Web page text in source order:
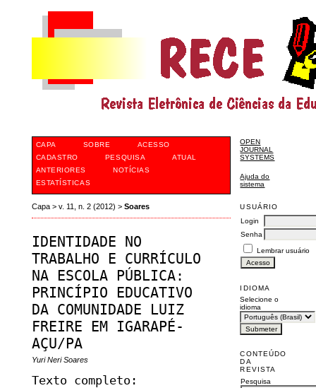
OPEN
JOURNAL
SYSTEMS
Ajuda do
sistema
USUÁRIO
Login
Senha
Lembrar usuário
IDIOMA
Selecione o
idioma
CONTEÚDO
DA
REVISTA
Pesquisa
CAPA SOBRE
ACESSO
CADASTRO
PESQUISA
ATUAL
ANTERIORES
NOTÍCIAS
ESTATÍSTICAS
Capa> v. 11, n. 2 (2012) > Soares
IDENTIDADE NO
TRABALHO E CURRÍCULO
NA ESCOLA PÚBLICA:
PRINCÍPIO EDUCATIVO
DA COMUNIDADE LUIZ
FREIRE EM IGARAPÉ-
AÇU/PA
Yuri Neri Soares
Texto completo: